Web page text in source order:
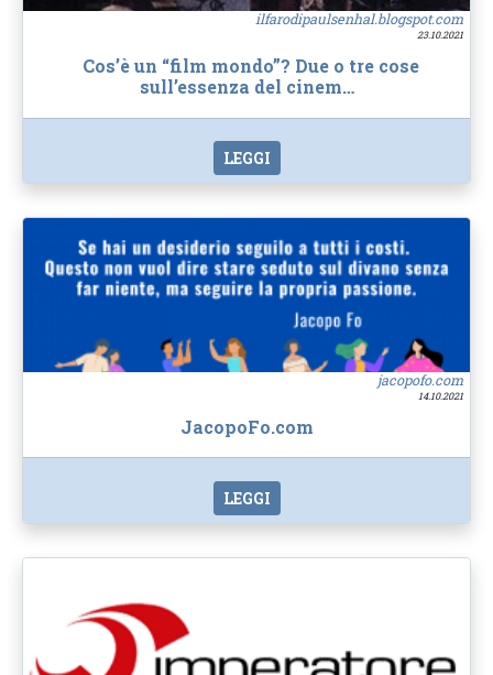
ilfarodipaulsenhal.blogspot.com
23.10.2021
Cos’è un “film mondo”? Due o tre cose
sull’essenza del cinem…
LEGGI
jacopofo.com
14.10.2021
JacopoFo.com
LEGGI